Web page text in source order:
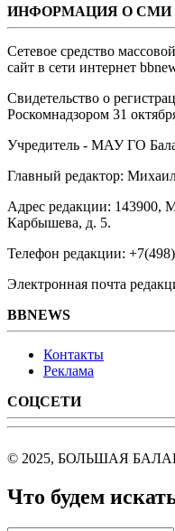
ИНФОРМАЦИЯ О СМИ
Сетевое средство
сайт в сети интернет
Свидетельство о
Роскомнадзором 31
Учредитель - МАУ ГО
Главный редактор:
Адрес редакции: 143900,
Карбышева, д. 5.
Телефон редакции:
Электронная почта
BBNEWS
Контакты
Реклама
СОЦСЕТИ
© 2025, БОЛЬШАЯ
Что будем